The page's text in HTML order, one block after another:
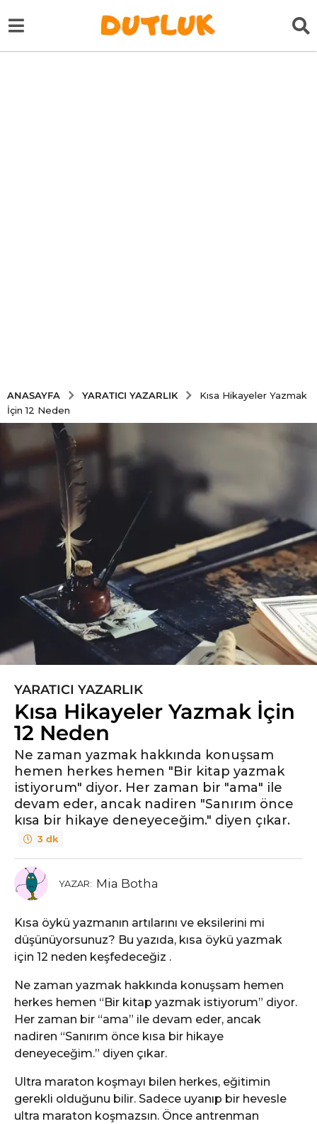
ANASAYFA YARATICI YAZARLIK
Kısa Hikayeler Yazmak
İçin 12 Neden
6
y
ı
ö
n
c
e
6
l
ö
c
e
YARATICI YAZARLIK
Kısa Hikayeler Yazmak İçin
12 Neden
Ne zaman yazmak hakkında konuşsam
hemen herkes hemen "Bir kitap yazmak
istiyorum" diyor. Her zaman bir "ama" ile
devam eder, ancak nadiren "Sanırım önce
kısa bir hikaye deneyeceğim." diyen çıkar.
3 dk
YAZAR: Mia Botha
Kısa öykü yazmanın artılarını ve eksilerini mi
düşünüyorsunuz? Bu yazıda, kısa öykü yazmak
için 12 neden keşfedeceğiz .
Ne zaman yazmak hakkında konuşsam hemen
herkes hemen “Bir kitap yazmak istiyorum” diyor.
Her zaman bir “ama” ile devam eder, ancak
nadiren “Sanırım önce kısa bir hikaye
deneyeceğim.” diyen çıkar.
Ultra maraton koşmayı bilen herkes, eğitimin
gerekli olduğunu bilir. Sadece uyanıp bir hevesle
ultra maraton koşmazsın. Önce antrenman